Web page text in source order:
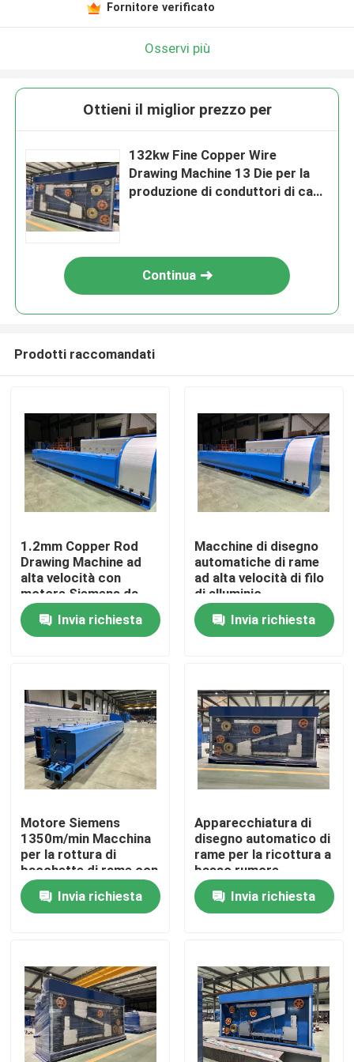
Casa.
Video
Su di noi
Controllo della qualità
Contattaci
Macchine per estrusore di cavi
Macchine per estrusore di filo
Fornitore verificato
Osservi più
Ottieni il miglior prezzo per
132kw Fine Copper Wire
Drawing Machine 13 Die per la
produzione di conduttori di cavi
Continua
Prodotti raccomandati
1.2mm Copper Rod
Drawing Machine ad
alta velocità con
motore Siemens da
132 kW
Invia richiesta
Macchine di disegno
automatiche di rame
ad alta velocità di filo
di alluminio
Invia richiesta
Motore Siemens
1350m/min Macchina
per la rottura di
bacchette di rame con
annealer
Invia richiesta
Apparecchiatura di
disegno automatico di
rame per la ricottura a
basso rumore
Invia richiesta